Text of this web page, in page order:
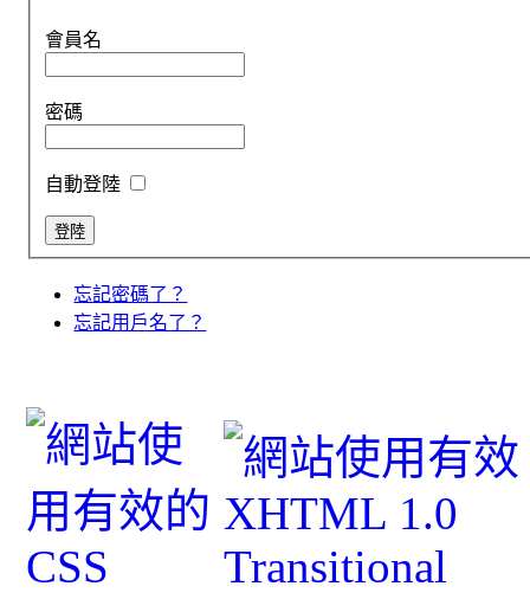
會員名
密碼
自動登陸
忘記密碼了？
忘記用戶名了？